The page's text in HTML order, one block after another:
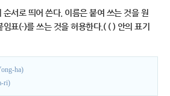
순서로 띄어 쓴다. 이름은 붙여 쓰는 것을 원
표(-)를 쓰는 것을 허용한다.( ( ) 안의 표기
ha)
ri)